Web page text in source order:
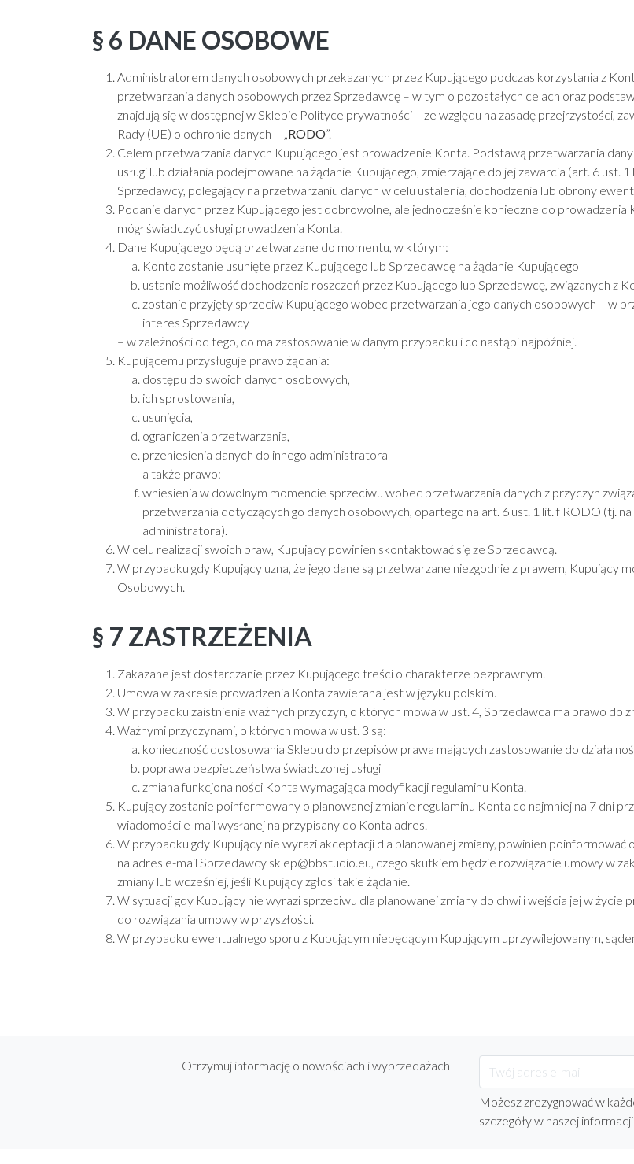
§ 6 DANE OSOBOWE
Administratorem danych osobowych przekazanych przez Kupującego podczas korzystania z
przetwarzania danych osobowych przez Sprzedawcę – w tym o pozostałych celach oraz
znajdują się w dostępnej w Sklepie Polityce prywatności – ze względu na zasadę przejrzystości,
Rady (UE) o ochronie danych – „RODO”.
Celem przetwarzania danych Kupującego jest prowadzenie Konta. Podstawą przetwarzania
usługi lub działania podejmowane na żądanie Kupującego, zmierzające do jej zawarcia (art. 6
Sprzedawcy, polegający na przetwarzaniu danych w celu ustalenia, dochodzenia lub obrony
Podanie danych przez Kupującego jest dobrowolne, ale jednocześnie konieczne do
mógł świadczyć usługi prowadzenia Konta.
Dane Kupującego będą przetwarzane do momentu, w którym:
Konto zostanie usunięte przez Kupującego lub Sprzedawcę na żądanie Kupującego
ustanie możliwość dochodzenia roszczeń przez Kupującego lub Sprzedawcę, związanych z
zostanie przyjęty sprzeciw Kupującego wobec przetwarzania jego danych osobowych – w
interes Sprzedawcy
– w zależności od tego, co ma zastosowanie w danym przypadku i co nastąpi najpóźniej.
Kupującemu przysługuje prawo żądania:
dostępu do swoich danych osobowych,
ich sprostowania,
usunięcia,
ograniczenia przetwarzania,
przeniesienia danych do innego administratora
a także prawo:
wniesienia w dowolnym momencie sprzeciwu wobec przetwarzania danych z przyczyn
przetwarzania dotyczących go danych osobowych, opartego na art. 6 ust. 1 lit. f RODO (tj.
administratora).
W celu realizacji swoich praw, Kupujący powinien skontaktować się ze Sprzedawcą.
W przypadku gdy Kupujący uzna, że jego dane są przetwarzane niezgodnie z prawem, Kupujący
Osobowych.
§ 7 ZASTRZEŻENIA
Zakazane jest dostarczanie przez Kupującego treści o charakterze bezprawnym.
Umowa w zakresie prowadzenia Konta zawierana jest w języku polskim.
W przypadku zaistnienia ważnych przyczyn, o których mowa w ust. 4, Sprzedawca ma prawo do
Ważnymi przyczynami, o których mowa w ust. 3 są:
konieczność dostosowania Sklepu do przepisów prawa mających zastosowanie do
poprawa bezpieczeństwa świadczonej usługi
zmiana funkcjonalności Konta wymagająca modyfikacji regulaminu Konta.
Kupujący zostanie poinformowany o planowanej zmianie regulaminu Konta co najmniej na 7 dni
wiadomości e-mail wysłanej na przypisany do Konta adres.
W przypadku gdy Kupujący nie wyrazi akceptacji dla planowanej zmiany, powinien
na adres e-mail Sprzedawcy sklep@bbstudio.eu, czego skutkiem będzie rozwiązanie umowy w
zmiany lub wcześniej, jeśli Kupujący zgłosi takie żądanie.
W sytuacji gdy Kupujący nie wyrazi sprzeciwu dla planowanej zmiany do chwili wejścia jej w życie
do rozwiązania umowy w przyszłości.
W przypadku ewentualnego sporu z Kupującym niebędącym Kupującym uprzywilejowanym,
Otrzymuj informację o nowościach i wyprzedażach
Możesz zrezygnować w
szczegóły w naszej